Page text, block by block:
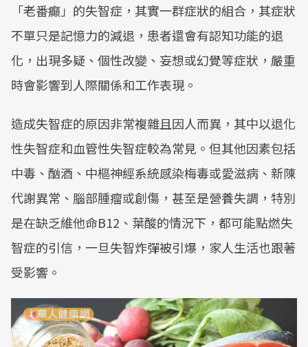
「老番癲」的失智症，其實一群症狀的組合，其症狀
不單只是記憶力的減退，患者還會有認知功能的退
化，出現多疑、個性改變、妄想或幻覺等症狀，嚴重
時會影響到人際關係和工作表現。
造成失智症的原因非常複雜且因人而異，其中以退化
性失智症和血管性失智症較為常見。但其他因素包括
中毒、酗酒、中樞神經系統感染梅毒或愛滋病、新陳
代謝異常、腦部腫瘤或創傷，甚至是營養失調，特別
是在缺乏維他命B12、葉酸的情況下，都可能點燃失
智症的引信，一旦失智炸彈被引爆，家人生活也跟著
受影響。